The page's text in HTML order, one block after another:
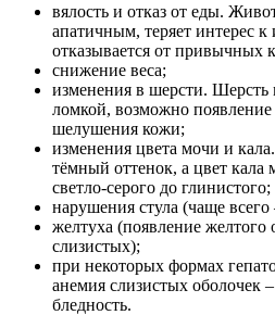
вялость и отказ от еды.
апатичным, теряет интерес к
отказывается от привычных
снижение веса;
изменения в шерсти. Шерсть
ломкой, возможно появление
шелушения кожи;
изменения цвета мочи и
тёмный оттенок, а цвет кала
светло-серого до глинистого;
нарушения стула (чаще всего
желтуха (появление желтого
слизистых);
при некоторых формах
анемия слизистых оболочек
бледность.